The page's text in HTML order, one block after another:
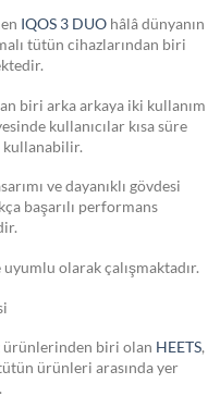
IQOS 3 DUOhâlâ dünyanın
tütün cihazlarından biri
biri arka arkaya iki kullanım
kullanıcılar kısa süre
kullanabilir.
ve dayanıklı gövdesi
başarılı performans
olarak çalışmaktadır.
ürünlerinden biri olan HEETS,
ürünleri arasında yer